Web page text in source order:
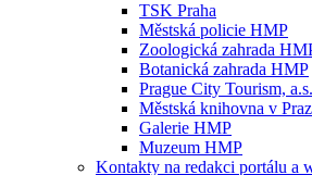
TSK Praha
Městská policie HMP
Zoologická zahrada
Botanická zahrada HMP
Prague City Tourism, a.s.
Městská knihovna v
Galerie HMP
Muzeum HMP
Kontakty na redakci portálu a